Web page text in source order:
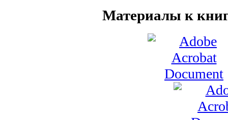
Материалы к